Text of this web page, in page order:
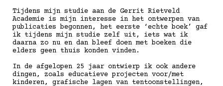
Tijdens mijn studie aan de Gerrit Rietveld
Academie is mijn interesse in het ontwerpen van
publicaties begonnen, het eerste ‘echte boek’ gaf
ik tijdens mijn studie zelf uit, iets wat ik
daarna zo nu en dan bleef doen met boeken die
elders geen thuis konden vinden.
In de afgelopen 25 jaar ontwierp ik ook andere
dingen, zoals educatieve projecten voor/met
kinderen, grafische lagen van tentoonstellingen,